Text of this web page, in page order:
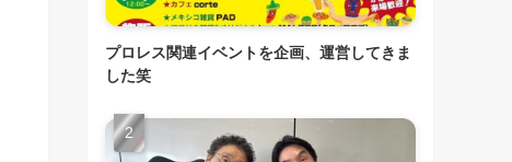
プロレス関連イベントを企画、運営してきま
した笑